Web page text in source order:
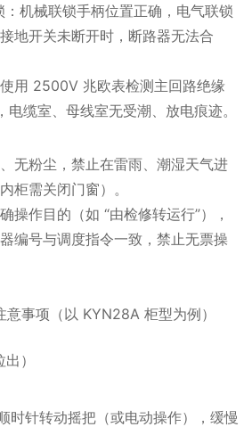
：机械联锁手柄位置正确，电气联锁
地开关未断开时，断路器无法合
用 2500V 兆欧表检测主回路绝缘
电缆室、母线室无受潮、放电痕迹。
无粉尘，禁止在雷雨、潮湿天气进
柜需关闭门窗）。
操作目的（如 “由检修转运行”），
编号与调度指令一致，禁止无票操
事项（以 KYN28A 柜型为例）
）
时针转动摇把（或电动操作），缓慢